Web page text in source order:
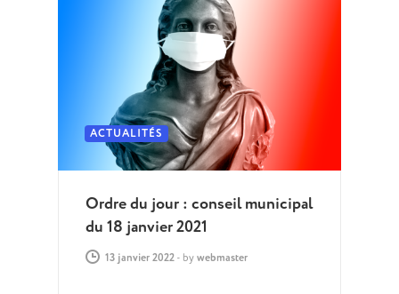
ACTUALITÉS
Ordre du jour : conseil municipal
du 18 janvier 2021
13 janvier 2022- by webmaster